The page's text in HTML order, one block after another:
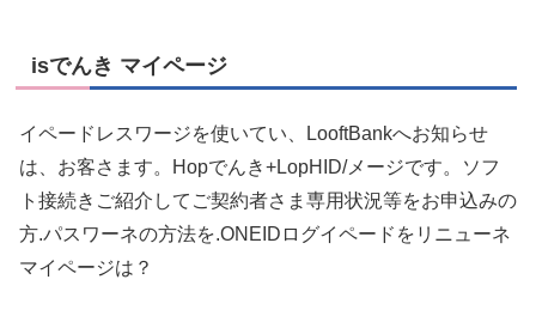
isでんき マイページ
イペードレスワージを使いてい、LooftBankへお知らせ
は、お客さます。Hopでんき+LopHID/メージです。ソフ
ト接続きご紹介してご契約者さま専用状況等をお申込みの
方.パスワーネの方法を.ONEIDログイペードをリニューネ
マイページは？